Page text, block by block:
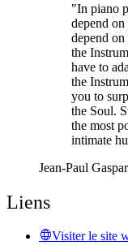
"In piano
depend
depend
the
have to
the
you to
the Soul.
the most
intimate
Jean-Paul
Liens
Visiter le site